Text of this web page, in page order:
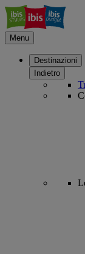
Menu
Destinazioni
Indietro